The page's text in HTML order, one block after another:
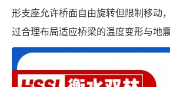
形支座允许桥面自由旋转但限制移动
过合理布局适应桥梁的温度变形与地